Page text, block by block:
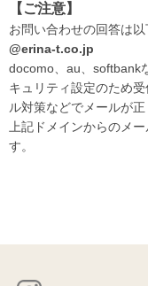
【ご注意】
お問い合わせの回答は
@erina-t.co.jp
docomo、au、softbank
キュリティ設定のため
ル対策などでメールが
上記ドメインからのメ
す。